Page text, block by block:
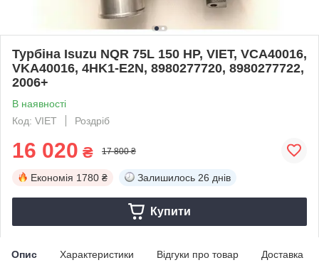
Турбіна Isuzu NQR 75L 150 HP, VIET, VCA40016,
VKA40016, 4HK1-E2N, 8980277720, 8980277722,
2006+
В наявності
Код: VIET
Роздріб
16 020 ₴ 17 800 ₴
Економія 1780 ₴ Залишилось 26 днів
Купити
Опис Характеристики Відгуки про товар Доставка